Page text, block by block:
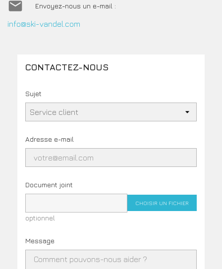
 Envoyez-nous un e-mail :
info@ski-vandel.com
CONTACTEZ-NOUS
Sujet
Adresse e-mail
Document joint
CHOISIR UN FICHIER
optionnel
Message